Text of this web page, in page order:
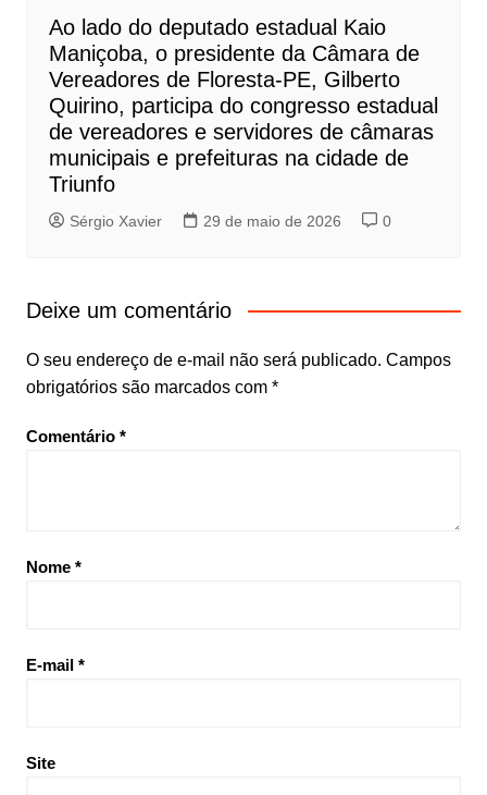
Ao lado do deputado estadual Kaio
Maniçoba, o presidente da Câmara de
Vereadores de Floresta-PE, Gilberto
Quirino, participa do congresso estadual
de vereadores e servidores de câmaras
municipais e prefeituras na cidade de
Triunfo
Sérgio Xavier 29 de maio de 2026 0
Deixe um comentário
O seu endereço de e-mail não será publicado. Campos
obrigatórios são marcados com *
Comentário *
Nome *
E-mail *
Site